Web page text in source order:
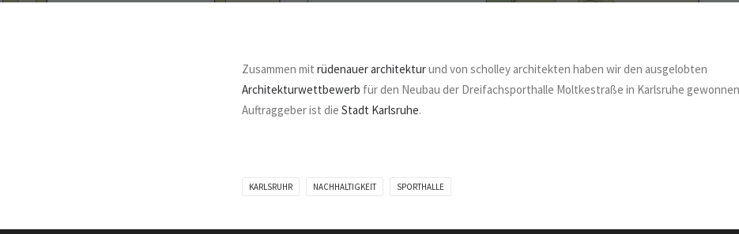
Zusammen mit rüdenauer architekturund von scholley architekten haben wir den ausgelobten
Architekturwettbewerb für den Neubau der Dreifachsporthalle Moltkestraße in Karlsruhe
Auftraggeber ist die Stadt Karlsruhe.
KARLSRUHR NACHHALTIGKEIT SPORTHALLE